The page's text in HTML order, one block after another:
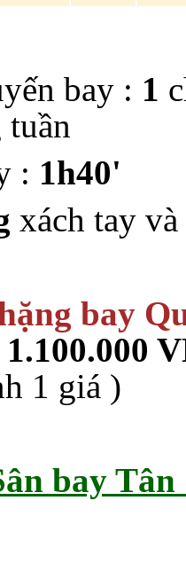
bay : 1
tuần
: 1h40'
xách tay và
bay
1.100.000
1 giá )
bay